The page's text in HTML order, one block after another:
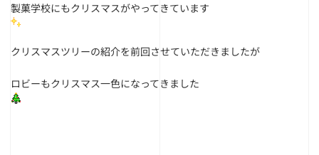
製菓学校にもクリスマスがやってきています
クリスマスツリーの紹介を前回させていただきましたが
ロビーもクリスマス一色になってきました